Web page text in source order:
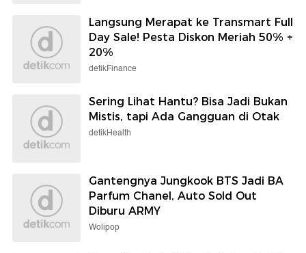
Langsung Merapat ke Transmart Full
Day Sale! Pesta Diskon Meriah 50% +
20%
detikFinance
Sering Lihat Hantu? Bisa Jadi Bukan
Mistis, tapi Ada Gangguan di Otak
detikHealth
Gantengnya Jungkook BTS Jadi BA
Parfum Chanel, Auto Sold Out
Diburu ARMY
Wolipop